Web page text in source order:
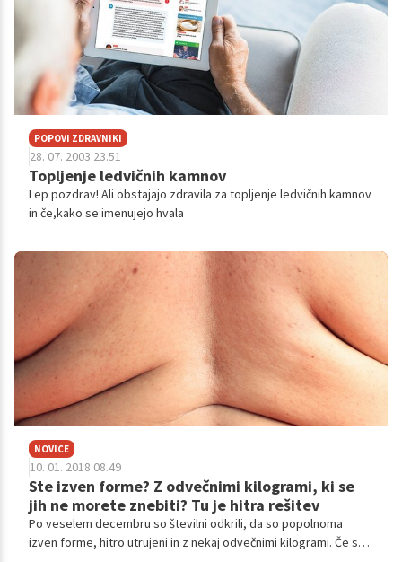
POPOVI ZDRAVNIKI
28. 07. 2003 23.51
Topljenje ledvičnih kamnov
Lep pozdrav! Ali obstajajo zdravila za topljenje ledvičnih kamnov
in če,kako se imenujejo hvala
NOVICE
10. 01. 2018 08.49
Ste izven forme? Z odvečnimi kilogrami, ki se
jih ne morete znebiti? Tu je hitra rešitev
Po veselem decembru so številni odkrili, da so popolnoma
izven forme, hitro utrujeni in z nekaj odvečnimi kilogrami. Če ste